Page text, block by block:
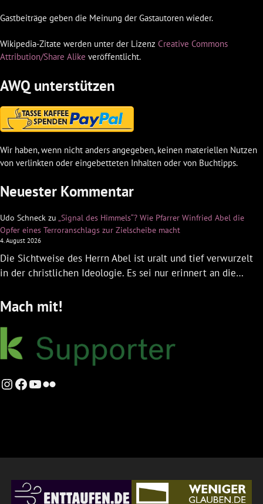
Gastbeiträge geben die Meinung der Gastautoren wieder.
Wikipedia-Zitate werden unter der Lizenz Creative Commons
Attribution/Share Alike veröffentlicht.
AWQ unterstützen
Wir haben, wenn nicht anders angegeben, keinen materiellen Nutzen
von verlinkten oder eingebetteten Inhalten oder von Buchtipps.
Neuester Kommentar
Udo Schneck zu „Signal des Himmels“? Wie Pfarrer Winfried Abel die
Opfer eines Terroranschlags zur Zielscheibe macht
4. August 2026
Die Sichtweise des Herrn Abel ist uralt und tief verwurzelt
in der christlichen Ideologie. Es sei nur erinnert an die…
Mach mit!
Instagram
Facebook
YouTube
Flickr